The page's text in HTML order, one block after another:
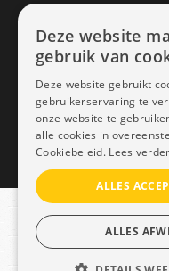
Copyright ©
Deze website
gebruik van
Deze website gebruikt
gebruikerservaring te
onze website te
alle cookies in
Cookiebeleid. Lees verder
ALLES
ALLES